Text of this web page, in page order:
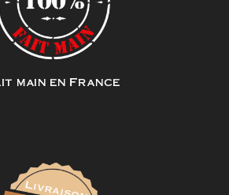
main en France